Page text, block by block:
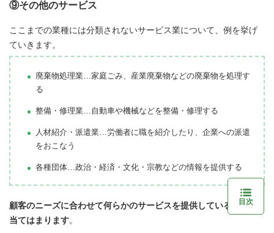
⑨その他のサービス
ここまでの業種には分類されないサービス業について、例を挙げ
ていきます。
廃棄物処理業…家庭ごみ、産業廃棄物などの廃棄物を処理す
る
整備・修理業…自動車や機械などを整備・修理する
人材紹介・派遣業…労働者に職を紹介したり、企業への派遣
をおこなう
各種団体…政治・経済・文化・宗教などの情報を提供する
顧客のニーズに合わせて何らかのサービスを提供している企業が
当てはまります。
目次